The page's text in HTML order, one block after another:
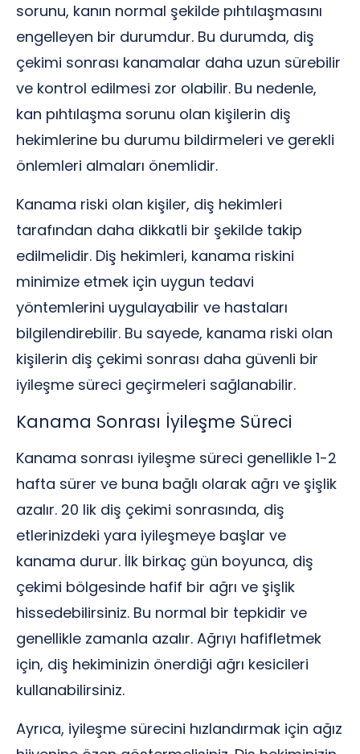
sorunu, kanın normal şekilde pıhtılaşmasını
engelleyen bir durumdur. Bu durumda, diş
çekimi sonrası kanamalar daha uzun sürebilir
ve kontrol edilmesi zor olabilir. Bu nedenle,
kan pıhtılaşma sorunu olan kişilerin diş
hekimlerine bu durumu bildirmeleri ve gerekli
önlemleri almaları önemlidir.
Kanama riski olan kişiler, diş hekimleri
tarafından daha dikkatli bir şekilde takip
edilmelidir. Diş hekimleri, kanama riskini
minimize etmek için uygun tedavi
yöntemlerini uygulayabilir ve hastaları
bilgilendirebilir. Bu sayede, kanama riski olan
kişilerin diş çekimi sonrası daha güvenli bir
iyileşme süreci geçirmeleri sağlanabilir.
Kanama Sonrası İyileşme Süreci
Kanama sonrası iyileşme süreci genellikle 1-2
hafta sürer ve buna bağlı olarak ağrı ve şişlik
azalır. 20 lik diş çekimi sonrasında, diş
etlerinizdeki yara iyileşmeye başlar ve
kanama durur. İlk birkaç gün boyunca, diş
çekimi bölgesinde hafif bir ağrı ve şişlik
hissedebilirsiniz. Bu normal bir tepkidir ve
genellikle zamanla azalır. Ağrıyı hafifletmek
için, diş hekiminizin önerdiği ağrı kesicileri
kullanabilirsiniz.
Ayrıca, iyileşme sürecini hızlandırmak için ağız